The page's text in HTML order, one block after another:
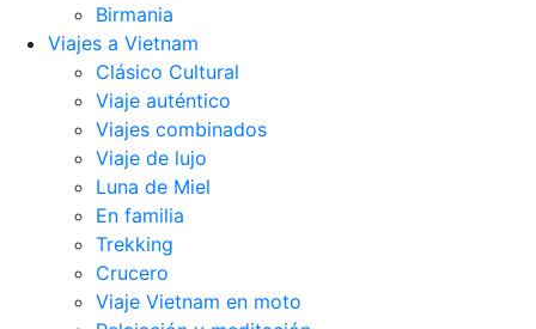
Birmania
Viajes a Vietnam
Clásico Cultural
Viaje auténtico
Viajes combinados
Viaje de lujo
Luna de Miel
En familia
Trekking
Crucero
Viaje Vietnam en moto